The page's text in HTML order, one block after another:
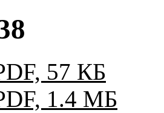
57 КБ
1.4 МБ